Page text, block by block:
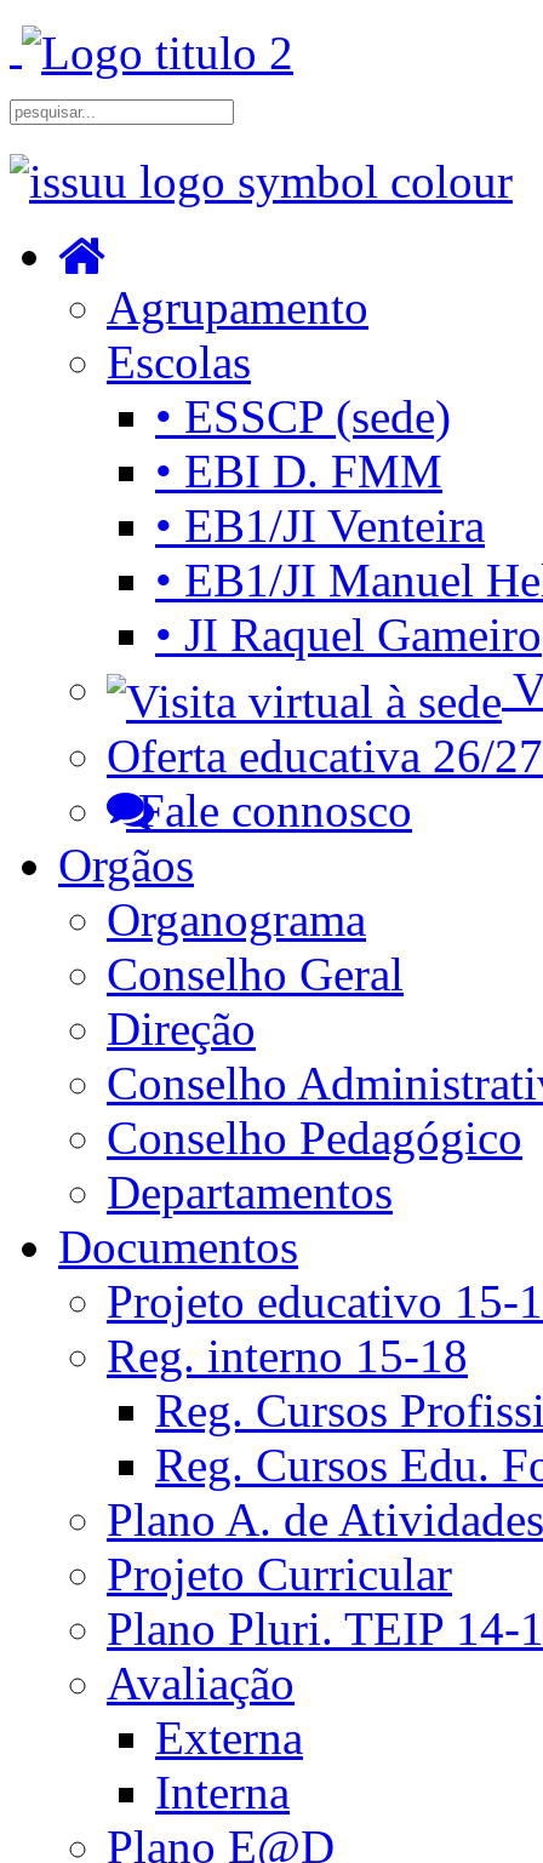
Agrupamento
Escolas
• ESSCP (sede)
• EBI D. FMM
• EB1/JI Venteira
• EB1/JI Manuel
• JI Raquel Gameiro
Oferta educativa 26/27
Fale connosco
Orgãos
Organograma
Conselho Geral
Direção
Conselho
Conselho Pedagógico
Departamentos
Documentos
Projeto educativo 15-
Reg. interno 15-18
Reg. Cursos
Reg. Cursos Edu.
Plano A. de Atividades
Projeto Curricular
Plano Pluri. TEIP 14-
Avaliação
Externa
Interna
Plano E@D